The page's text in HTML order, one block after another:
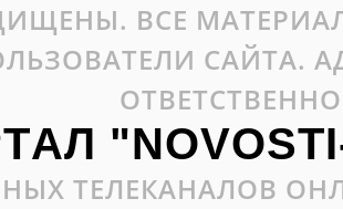
ВСЕ
САЙТА.
ТЕЛЕКАНАЛОВ